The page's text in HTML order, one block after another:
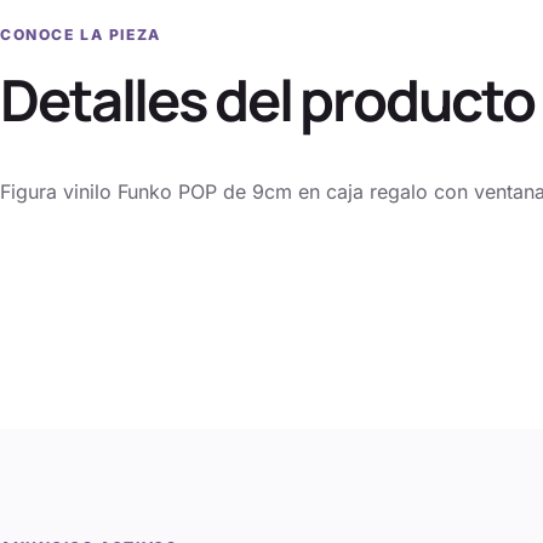
CONOCE LA PIEZA
Detalles del producto
Figura vinilo Funko POP de 9cm en caja regalo con